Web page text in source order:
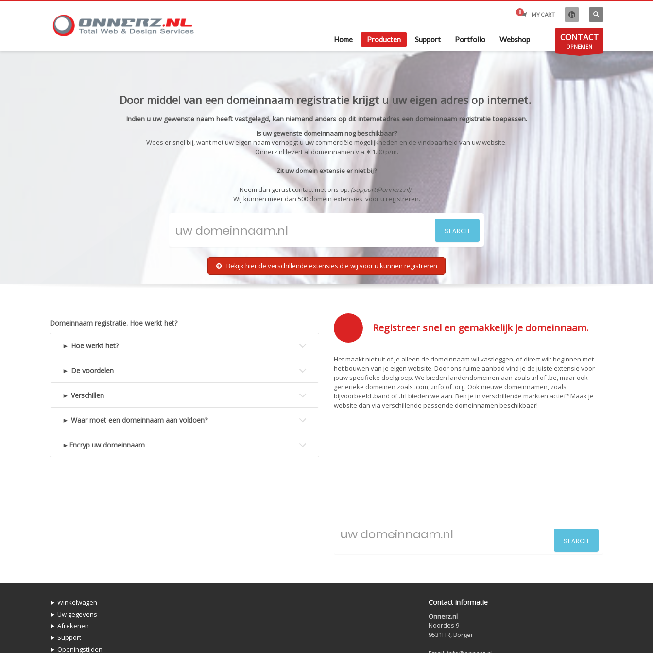
MY CART
Home Producten Support Portfolio Webshop CONTACT
OPNEMEN
Door middel van een domeinnaam registratie krijgt u uw eigen adres op internet.
Indien u uw gewenste naam heeft vastgelegd, kan niemand anders op dit internetadres een domeinnaam registratie toepassen.
Is uw gewenste domeinnaam nog beschikbaar?
Wees er snel bij, want met uw eigen naam verhoogt u uw commerciële mogelijkheden en de vindbaarheid van uw website.
Onnerz.nl levert al domeinnamen v.a. € 1.00 p/m.
Zit uw domein extensie er niet bij?
Neem dan gerust contact met ons op. (support@onnerz.nl)
Wij kunnen meer dan 500 domein extensies voor u registreren.
SEARCH
Bekijk hier de verschillende extensies die wij voor u kunnen registreren
Domeinnaam registratie. Hoe werkt het?
► Hoe werkt het?
► De voordelen
► Verschillen
► Waar moet een domeinnaam aan voldoen?
►Encryp uw domeinnaam
Registreer snel en gemakkelijk je domeinnaam.
Het maakt niet uit of je alleen de domeinnaam wil vastleggen, of direct wilt beginnen met
het bouwen van je eigen website. Door ons ruime aanbod vind je de juiste extensie voor
jouw specifieke doelgroep. We bieden landendomeinen aan zoals .nl of .be, maar ook
generieke domeinen zoals .com, .info of .org. Ook nieuwe domeinnamen, zoals
bijvoorbeeld .band of .frl bieden we aan. Ben je in verschillende markten actief? Maak je
website dan via verschillende passende domeinnamen beschikbaar!
SEARCH
► Winkelwagen
► Uw gegevens
► Afrekenen
► Support
► Openingstijden
Contact informatie
Onnerz.nl
Noordes 9
9531HR, Borger